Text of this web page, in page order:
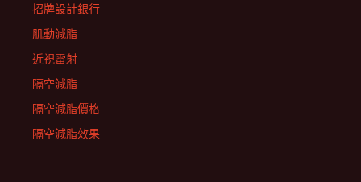
招牌設計銀行
肌動減脂
近視雷射
隔空減脂
隔空減脂價格
隔空減脂效果